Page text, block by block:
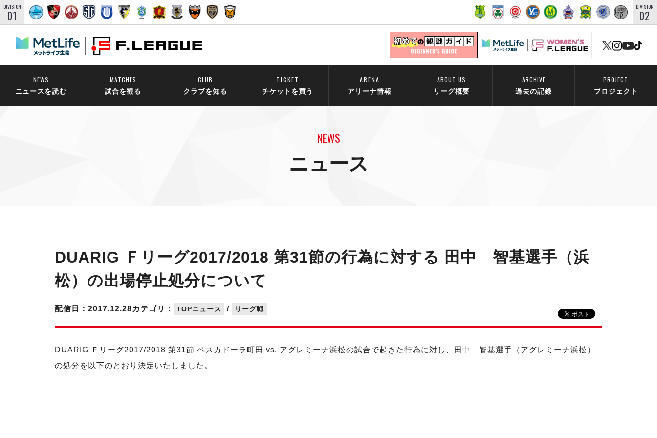
DIVISION
01
DIVISION
02
NEWS
ニュースを読む
MATCHES
試合を観る
CLUB
クラブを知る
TICKET
チケットを買う
ARENA
アリーナ情報
ABOUT US
リーグ概要
ARCHIVE
過去の記録
PROJECT
プロジェクト
NEWS
ニュース
DUARIG Ｆリーグ2017/2018 第31節の行為に対する 田中 智基選手（浜
松）の出場停止処分について
カテゴリ： TOPニュース / リーグ戦
配信日：2017.12.28
DUARIG Ｆリーグ2017/2018 第31節 ペスカドーラ町田 vs. アグレミーナ浜松の試合で起きた行為に対し、田中 智基選手（アグレミーナ浜松）
の処分を以下のとおり決定いたしました。